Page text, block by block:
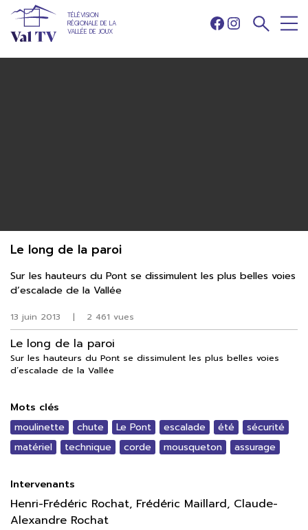
TÉLÉVISION
RÉGIONALE DE LA
VALLÉE DE JOUX
Facebook
Instagram
13 juin 2013 | 2 461 vues
Le long de la paroi
Sur les hauteurs du Pont se dissimulent les plus belles voies
d’escalade de la Vallée
Mots clés
moulinette chute Le Pont escalade été
sécurité
matériel
technique corde mousqueton assurage
Intervenants
Henri-Frédéric Rochat, Frédéric Maillard, Claude-
Alexandre Rochat
Le long de la paroi
Sur les hauteurs du Pont se dissimulent les plus belles voies
d’escalade de la Vallée